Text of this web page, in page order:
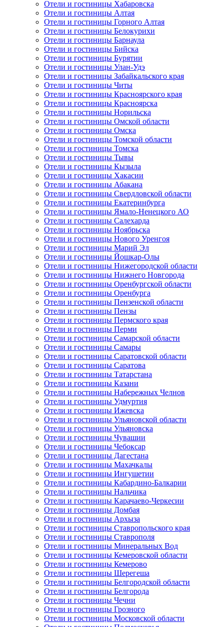
Отели и гостиницы Хабаровска
Отели и гостиницы Алтая
Отели и гостиницы Горного Алтая
Отели и гостиницы Белокурихи
Отели и гостиницы Барнаула
Отели и гостиницы Бийска
Отели и гостиницы Бурятии
Отели и гостиницы Улан-Удэ
Отели и гостиницы Забайкальского края
Отели и гостиницы Читы
Отели и гостиницы Красноярского края
Отели и гостиницы Красноярска
Отели и гостиницы Норильска
Отели и гостиницы Омской области
Отели и гостиницы Омска
Отели и гостиницы Томской области
Отели и гостиницы Томска
Отели и гостиницы Тывы
Отели и гостиницы Кызыла
Отели и гостиницы Хакасии
Отели и гостиницы Абакана
Отели и гостиницы Свердловской области
Отели и гостиницы Екатеринбурга
Отели и гостиницы Ямало-Ненецкого АО
Отели и гостиницы Салехарда
Отели и гостиницы Ноябрьска
Отели и гостиницы Нового Уренгоя
Отели и гостиницы Марий Эл
Отели и гостиницы Йошкар-Олы
Отели и гостиницы Нижегородской области
Отели и гостиницы Нижнего Новгорода
Отели и гостиницы Оренбургской области
Отели и гостиницы Оренбурга
Отели и гостиницы Пензенской области
Отели и гостиницы Пензы
Отели и гостиницы Пермского края
Отели и гостиницы Перми
Отели и гостиницы Самарской области
Отели и гостиницы Самары
Отели и гостиницы Саратовской области
Отели и гостиницы Саратова
Отели и гостиницы Татарстана
Отели и гостиницы Казани
Отели и гостиницы Набережных Челнов
Отели и гостиницы Удмуртия
Отели и гостиницы Ижевска
Отели и гостиницы Ульяновской области
Отели и гостиницы Ульяновска
Отели и гостиницы Чувашии
Отели и гостиницы Чебоксар
Отели и гостиницы Дагестана
Отели и гостиницы Махачкалы
Отели и гостиницы Ингушетии
Отели и гостиницы Кабардино-Балкарии
Отели и гостиницы Нальчика
Отели и гостиницы Карачаево-Черкесии
Отели и гостиницы Домбая
Отели и гостиницы Архыза
Отели и гостиницы Ставропольского края
Отели и гостиницы Ставрополя
Отели и гостиницы Минеральных Вод
Отели и гостиницы Кемеровской области
Отели и гостиницы Кемерово
Отели и гостиницы Шерегеша
Отели и гостиницы Белгородской области
Отели и гостиницы Белгорода
Отели и гостиницы Чечни
Отели и гостиницы Грозного
Отели и гостиницы Московской области